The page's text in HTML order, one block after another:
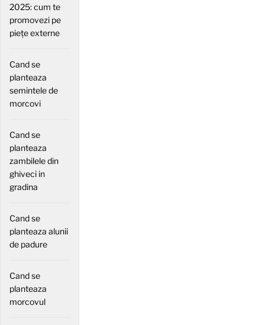
2025: cum te
promovezi pe
piețe externe
Cand se
planteaza
semintele de
morcovi
Cand se
planteaza
zambilele din
ghiveci in
gradina
Cand se
planteaza alunii
de padure
Cand se
planteaza
morcovul